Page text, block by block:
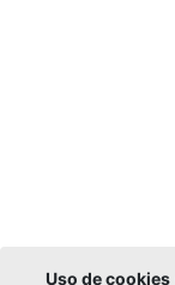
Uso de cookies